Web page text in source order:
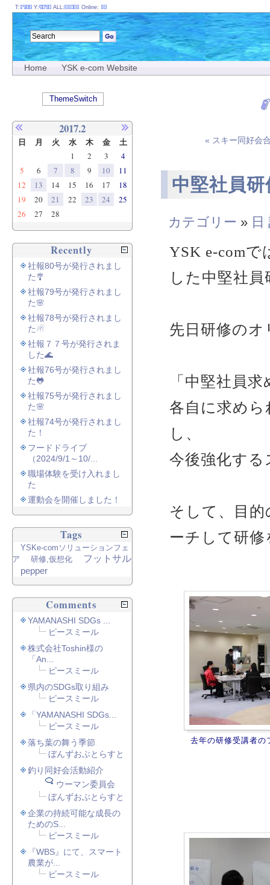
Home YSK e-com Website
« スキー同好会
中堅社員
カテゴリー » 日
YSK e-comで
した中堅社
先日研修の
「中堅社員
各自に求め
し、
今後強化す
そして、目
ーチして研
去年の研修受講者の
T: Y: ALL: Online:
ThemeSwitch
2017.2
日 月 火 水 木 金 土
1 2 3
4
5
6 7 8 9 10
11
12
13 14 15 16 17
18
19
20 21 22 23 24
25
26
27 28
Recently
社報80号が発行されまし
た🎐
社報79号が発行されまし
た🌸
社報78号が発行されまし
た☃
社報７７号が発行されま
した🌊
社報76号が発行されまし
た🐸
社報75号が発行されまし
た🌸
社報74号が発行されまし
た！
フードドライブ
（2024/9/1～10/...
職場体験を受け入れまし
た
運動会を開催しました！
Tags
YSKe-comソリューションフェ
ア
研修,仮想化
フットサル
pepper
Comments
YAMANASHI SDGs ...
ピースミール
株式会社Toshin様の
「An...
ピースミール
県内のSDGs取り組み
ピースミール
「YAMANASHI SDGs...
ピースミール
落ち葉の舞う季節
ぼんずおぶとらすと
釣り同好会活動紹介
ウーマン委員会
ぼんずおぶとらすと
企業の持続可能な成長の
ためのS...
ピースミール
『WBS』にて、スマート
農業が...
ピースミール